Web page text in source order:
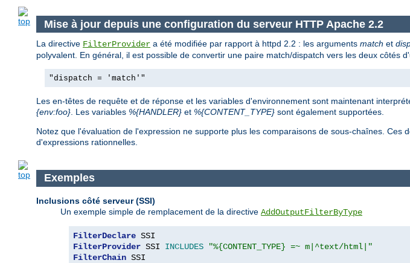
Mise à jour depuis une configuration du serveur HTTP Apache 2.2
La directive FilterProvider a été modifiée par rapport à httpd 2.2 : les arguments match et
polyvalent. En général, il est possible de convertir une paire match/dispatch vers les deux côtés
"dispatch = 'match'"
Les en-têtes de requête et de réponse et les variables d'environnement sont maintenant
{env:foo}. Les variables %{HANDLER} et %{CONTENT_TYPE} sont également supportées.
Notez que l'évaluation de l'expression ne supporte plus les comparaisons de sous-chaînes. Ces
d'expressions rationnelles.
Exemples
Inclusions côté serveur (SSI)
Un exemple simple de remplacement de la directive AddOutputFilterByType
FilterDeclare
FilterProvider SSI INCLUDES
"%{CONTENT_TYPE} =~ m|^text/html|"
FilterChain SSI